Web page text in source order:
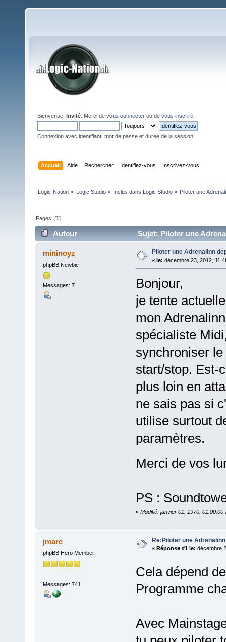
Bienvenue, Invité . Merci de vous connecter ou de vous inscrire
Connexion avec identifiant, mot de passe et durée de la session
Accueil Aide Rechercher Identifiez-vous Inscrivez-vous
Logic-Nation » Logic Studio» Inclus dans Logic Studio» Piloter une
Pages: [1]
Auteur Sujet: Piloter une
mininoyz
phpBB Newbie
Messages: 7
Piloter une Adrenalinn
« le: décembre 23, 2012,
Bonjour,
je tente
mon
spécialiste
synchroniser
start/stop. Est-
plus loin en
ne sais pas si
utilise surtout
paramètres.
Merci de vos
PS :
« Modifié: janvier 01, 1970, 01:00:00
jmarc
phpBB Hero Member
Messages: 741
Re:Piloter une
« Réponse #1 le: décembre
Cela dépend
Programme
Avec